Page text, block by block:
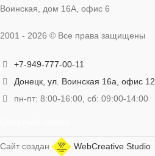
ТОЛЩИНА
Воинская, дом 16А, офис 6
2001 - 2026 © Все права защищены
+7-949-777-00-11
Донецк, ул. Воинская 16а, офис 12
пн-пт: 8:00-16:00, сб: 09:00-14:00
Сайт создан WebCreative Studio